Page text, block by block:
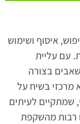
איסוף ושימוש
עם עליית
בצורה
מרכזי בשיח על
שמתקיים לעיתים
רבות מהשקפת